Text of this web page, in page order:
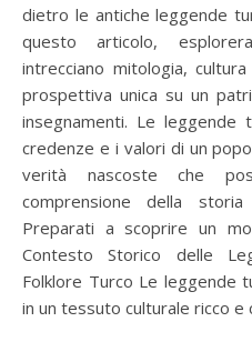
dietro le antiche leggende
questo articolo,
intrecciano mitologia,
prospettiva unica su un
insegnamenti. Le
credenze e i valori di un
verità nascoste che
comprensione della
Preparati a scoprire un
Contesto Storico delle
Folklore Turco Le leggende
in un tessuto culturale ricco